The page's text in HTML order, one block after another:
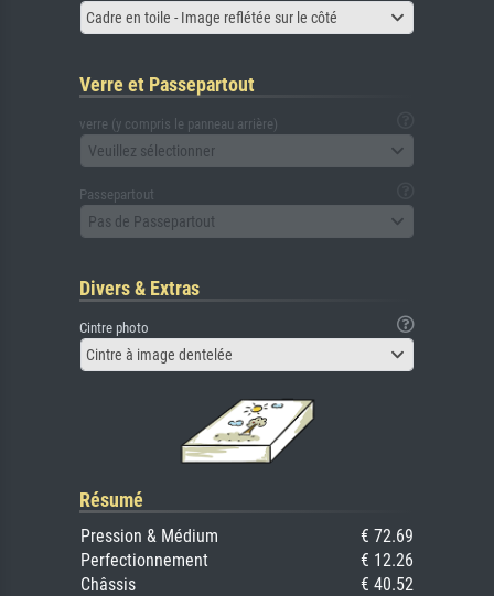
Cadre en toile - Image reflétée sur le côté
Verre et Passepartout
verre (y compris le panneau arrière)
Veuillez sélectionner
Passepartout
Pas de Passepartout
Divers & Extras
Cintre photo
Cintre à image dentelée
Résumé
Pression & Médium
€ 72.69
Perfectionnement
€ 12.26
Châssis
€ 40.52